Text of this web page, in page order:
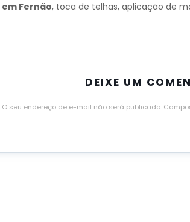
em Fernão, toca de telhas, aplicação de
DEIXE UM
O seu endereço de e-mail não será publicado.